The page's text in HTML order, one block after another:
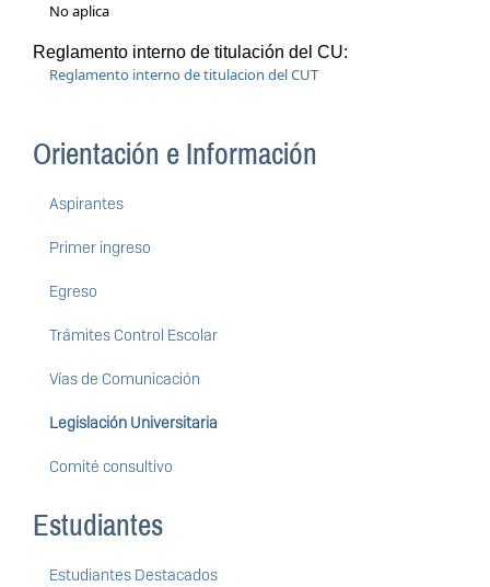
No aplica
Reglamento interno de titulación del CU:
Reglamento interno de titulacion del CUT
Orientación e Información
Aspirantes
Primer ingreso
Egreso
Trámites Control Escolar
Vías de Comunicación
Legislación Universitaria
Comité consultivo
Estudiantes
Estudiantes Destacados